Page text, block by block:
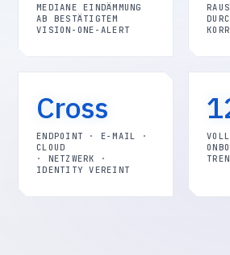
MEDIANE EINDÄMMUNG
AB BESTÄTIGTEM
VISION-ONE-ALERT
Cross
ENDPOINT · E-MAIL ·
CLOUD
· NETZWERK ·
IDENTITY VEREINT